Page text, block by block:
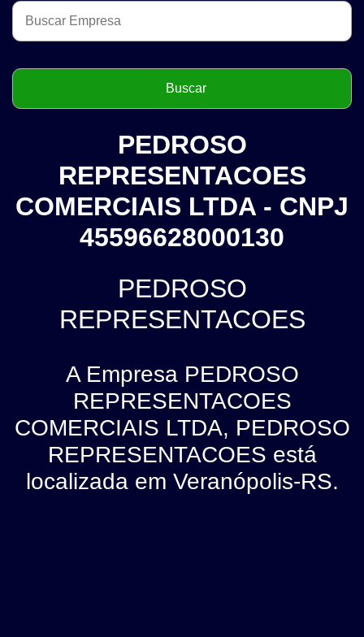
PEDROSO
REPRESENTACOES
COMERCIAIS LTDA - CNPJ
45596628000130
PEDROSO
REPRESENTACOES
A Empresa PEDROSO
REPRESENTACOES
COMERCIAIS LTDA, PEDROSO
REPRESENTACOES está
localizada em Veranópolis-RS.